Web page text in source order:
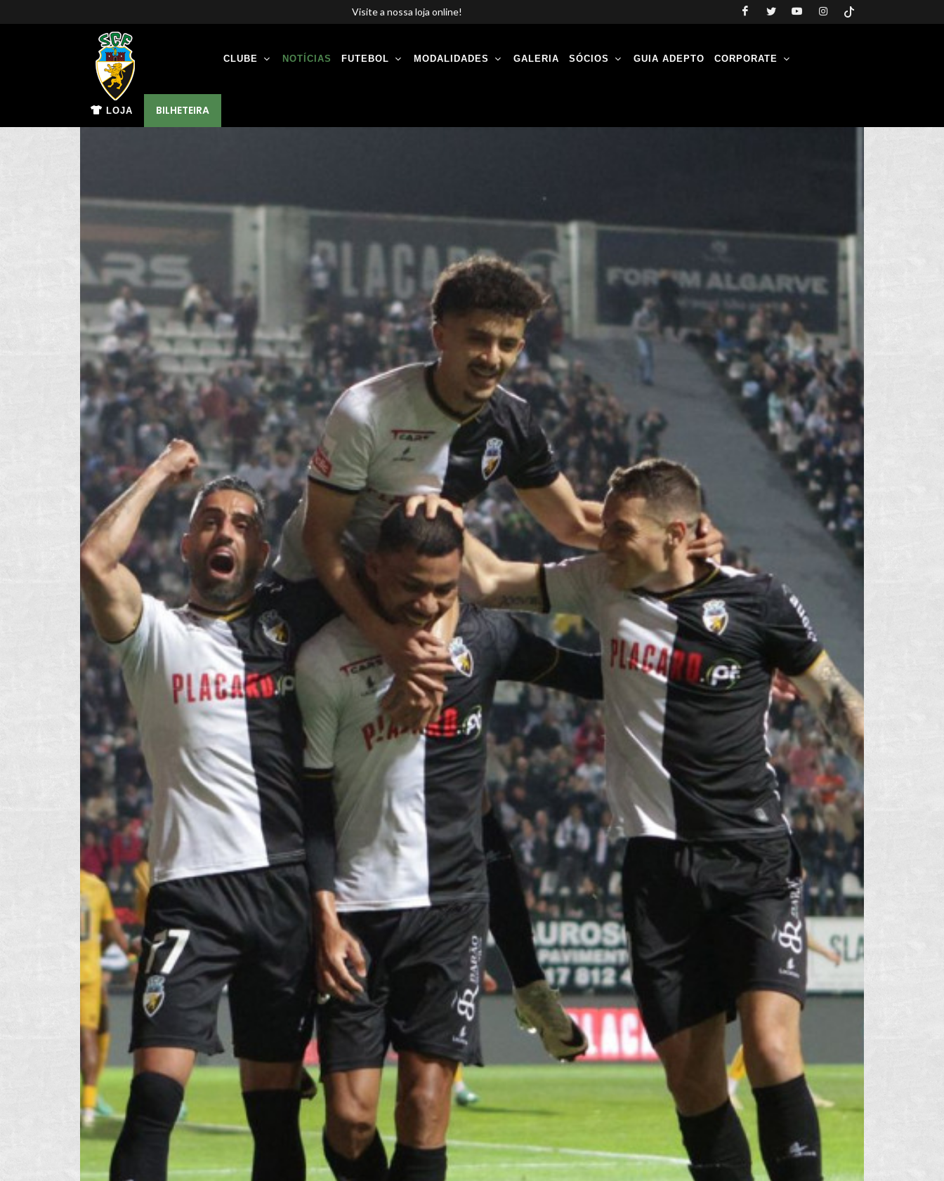
Visite a nossa loja online!
LOJA BILHETEIRA
CLUBE NOTÍCIAS FUTEBOL MODALIDADES GALERIA SÓCIOS GUIA ADEPTO CORPORATE